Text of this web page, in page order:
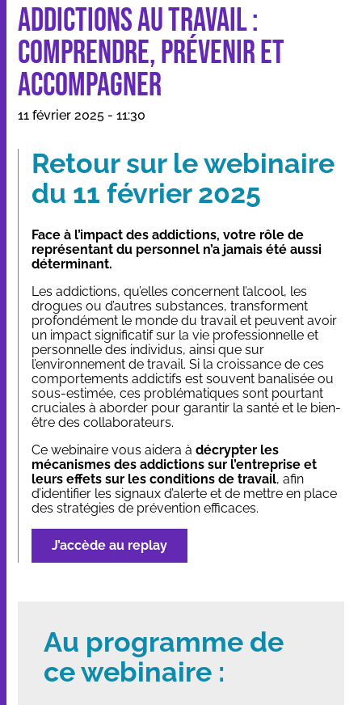
Nos applications et outils
Qui sommes-nous
Ressources
Dans les médias
Contact
addictions au travail :
comprendre, prévenir et
accompagner
11 février 2025 - 11:30
Retour sur le webinaire
du 11 février 2025
Face à l’impact des addictions, votre rôle de
représentant du personnel n’a jamais été aussi
déterminant.
Les addictions, qu’elles concernent l’alcool, les
drogues ou d’autres substances, transforment
profondément le monde du travail et peuvent avoir
un impact significatif sur la vie professionnelle et
personnelle des individus, ainsi que sur
l’environnement de travail. Si la croissance de ces
comportements addictifs est souvent banalisée ou
sous-estimée, ces problématiques sont pourtant
cruciales à aborder pour garantir la santé et le bien-
être des collaborateurs.
Ce webinaire vous aidera àdécrypter les
mécanismes des addictions sur l’entreprise et
leurs effets sur les conditions de travail, afin
d’identifier les signaux d’alerte et de mettre en place
des stratégies de prévention efficaces.
J’accède au replay
Au programme de
ce webinaire :